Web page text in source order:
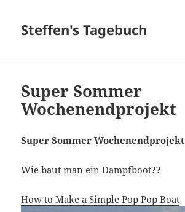
Steffen's Tagebuch
Super Sommer
Wochenendprojekt
Super Sommer Wochenendprojekt
Wie baut man ein Dampfboot??
How to Make a Simple Pop Pop Boat